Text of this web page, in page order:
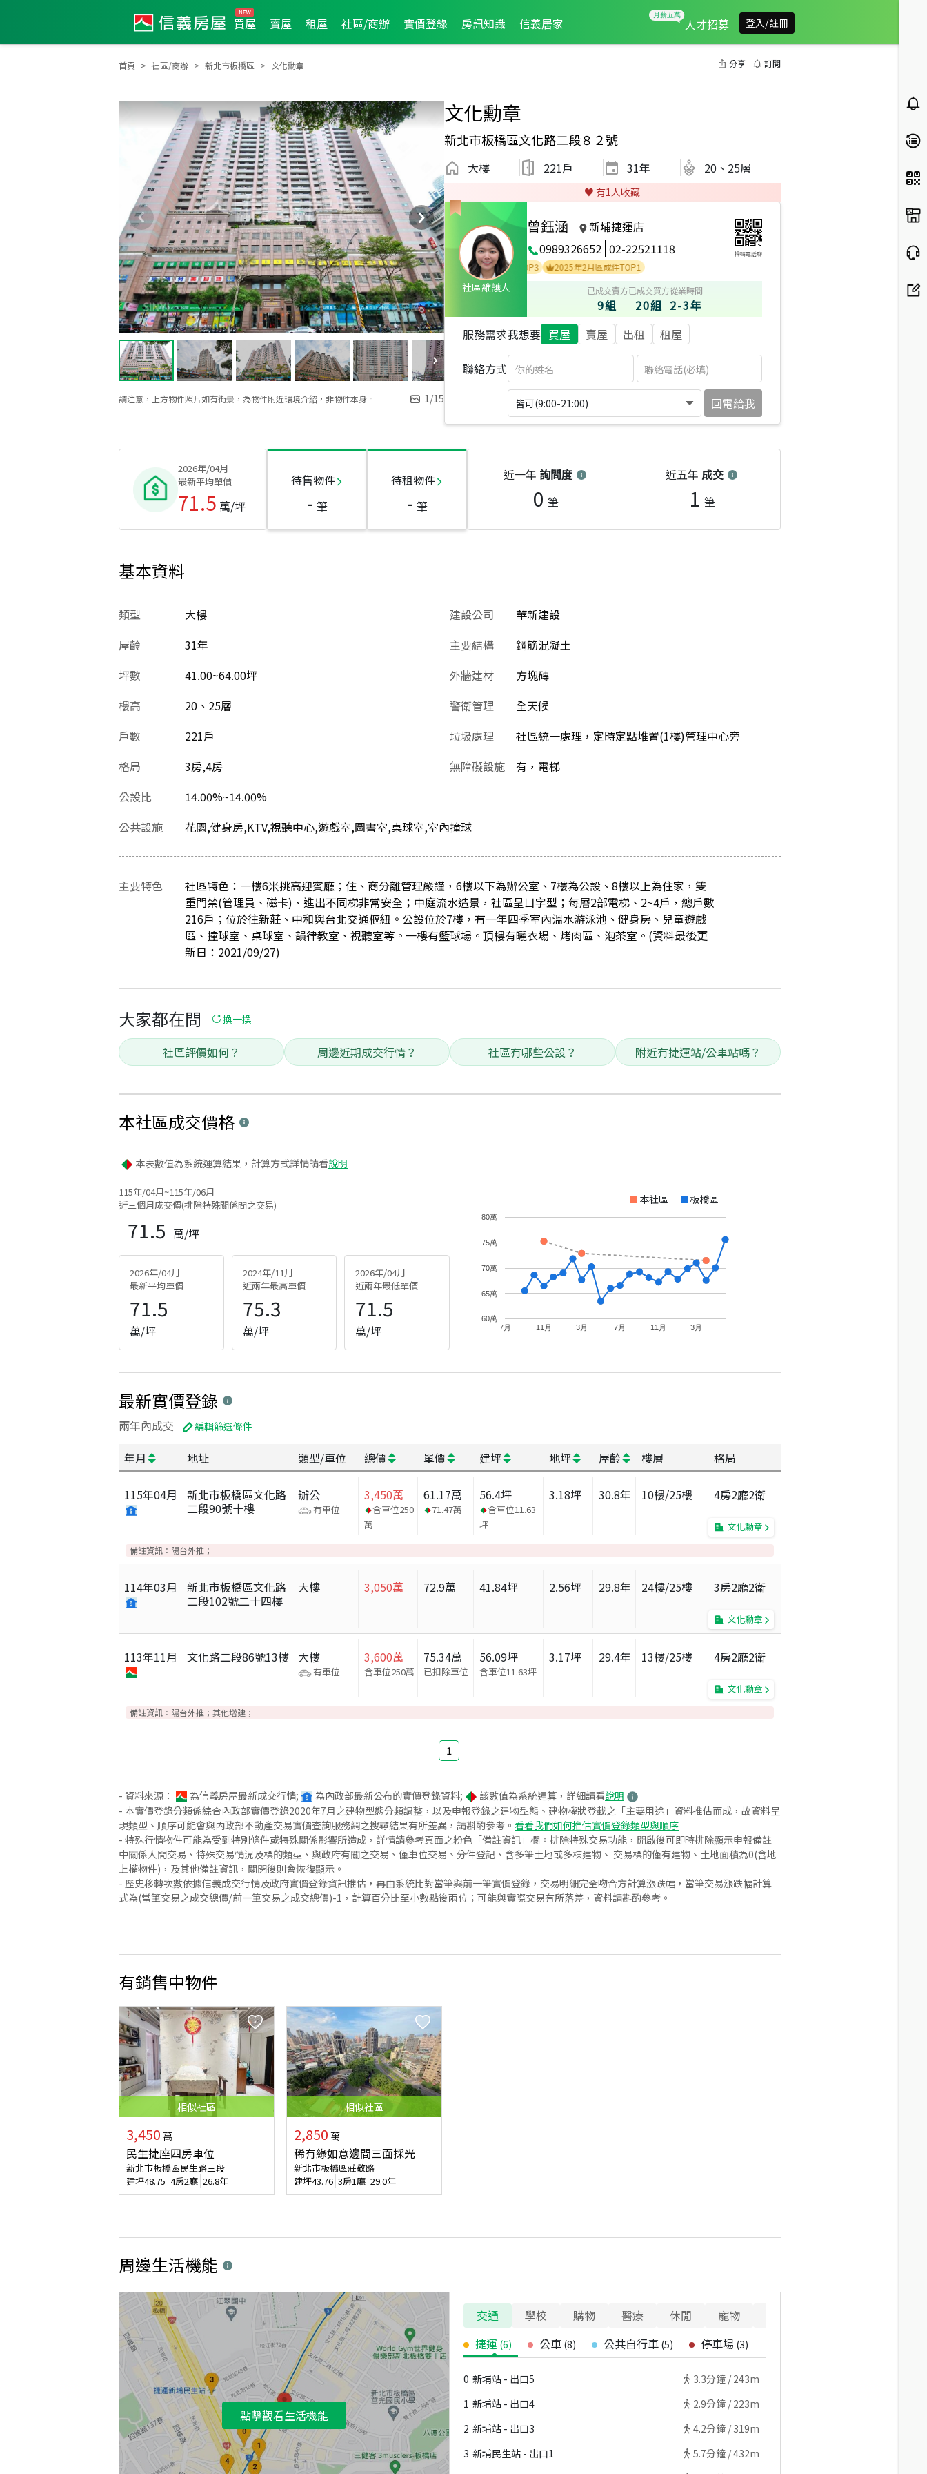
買屋 賣屋 租屋 社區/商辦 實價登錄 房訊知識 信義居家 人才招募 登入/註冊
首頁 社區/商辦 新北市板橋區 文化勳章 分享 訂閱
請注意，上方物件照片如有街景，為物件附近環境介紹，非物件本身。 1/15
文化勳章
新北市板橋區文化路二段８２號
大樓 221戶 31年 20、25層
♥️ 有1人收藏
社區維護人
曾鈺涵
新埔捷運店
0989326652 02-22521118 掃碼電話聊
2025年2月區業績TOP1 2026年7月區成件TOP3 2025年8月區成件TOP3 2025年3月區成件TOP3
2025年2月區成件TOP1
已成交賣方
9組
已成交買方
20組
從業時間
2-3年
服務需求我想要 買屋 賣屋 出租 租屋
聯絡方式
皆可(9:00-21:00) 回電給我
2026年/04月
最新平均單價
71.5 萬/坪
待售物件
- 筆
待租物件
- 筆
近一年 詢問度
0 筆
近五年 成交
1 筆
基本資料
類型
大樓
屋齡
31年
坪數
41.00~64.00坪
樓高
20、25層
戶數
221戶
格局
3房,4房
公設比
14.00%~14.00%
建設公司
華新建設
主要結構
鋼筋混凝土
外牆建材
方塊磚
警衛管理
全天候
垃圾處理
社區統一處理，定時定點堆置(1樓)管理中心旁
無障礙設施
有，電梯
公共設施 花園,健身房,KTV,視聽中心,遊戲室,圖書室,桌球室,室內撞球
主要特色
社區特色：一樓6米挑高迎賓廳；住、商分離管理嚴謹，6樓以下為辦公室、7樓為公設、8樓以上為住家，雙
重門禁(管理員、磁卡)、進出不同梯非常安全；中庭流水造景，社區呈ㄩ字型；每層2部電梯、2~4戶，總戶數
216戶；位於往新莊、中和與台北交通樞紐。公設位於7樓，有一年四季室內溫水游泳池、健身房、兒童遊戲
區、撞球室、桌球室、韻律教室、視聽室等。一樓有籃球場。頂樓有曬衣場、烤肉區、泡茶室。(資料最後更
新日：2021/09/27)
大家都在問 換一換
社區評價如何？ 周邊近期成交行情？ 社區有哪些公設？ 附近有捷運站/公車站嗎？
本社區成交價格
本表數值為系統運算結果，計算方式詳情請看說明
115年/04月~115年/06月
近三個月成交價(排除特殊關係間之交易)
71.5 萬/坪
2026年/04月
最新平均單價
71.5
萬/坪
2024年/11月
近兩年最高單價
75.3
萬/坪
2026年/04月
近兩年最低單價
71.5
萬/坪
本社區 板橋區
7月 11月 3月 7月 11月 3月
60萬
65萬
70萬
75萬
80萬
最新實價登錄
兩年內成交 編輯篩選條件
年月 地址 類型/車位 總價 單價 建坪 地坪 屋齡 樓層 格局
115年04月
新北市板橋區文化路
二段90號十樓
辦公
有車位
3,450萬
含車位250
萬
61.17萬
71.47萬
56.4坪
含車位11.63
坪
3.18坪 30.8年 10樓/25樓 4房2廳2衛
文化勳章
備註資訊： 陽台外推；
114年03月
新北市板橋區文化路
二段102號二十四樓
大樓 3,050萬 72.9萬 41.84坪 2.56坪 29.8年 24樓/25樓 3房2廳2衛
文化勳章
113年11月 文化路二段86號13樓 大樓
有車位
3,600萬
含車位250萬
75.34萬
已扣除車位
56.09坪
含車位11.63坪
3.17坪 29.4年 13樓/25樓 4房2廳2衛
文化勳章
備註資訊： 陽台外推；其他增建；
1
- 資料來源： 為信義房屋最新成交行情; 為內政部最新公布的實價登錄資料; 該數值為系統運算，詳細請看說明
- 本實價登錄分類係綜合內政部實價登錄2020年7月之建物型態分類調整，以及申報登錄之建物型態、建物權狀登載之「主要用途」資料推估而成，故資料呈
現類型、順序可能會與內政部不動產交易實價查詢服務網之搜尋結果有所差異，請斟酌參考。 看看我們如何推估實價登錄類型與順序
- 特殊行情物件可能為受到特別條件或特殊關係影響所造成，詳情請參考頁面之粉色「備註資訊」欄。排除特殊交易功能，開啟後可即時排除顯示申報備註
中關係人間交易、特殊交易情況及標的類型、與政府有關之交易、僅車位交易、分件登記、含多筆土地或多棟建物、 交易標的僅有建物、土地面積為0(含地
上權物件)，及其他備註資訊，關閉後則會恢復顯示。
- 歷史移轉次數依據信義成交行情及政府實價登錄資訊推估，再由系統比對當筆與前一筆實價登錄，交易明細完全吻合方計算漲跌幅，當筆交易漲跌幅計算
式為(當筆交易之成交總價/前一筆交易之成交總價)-1，計算百分比至小數點後兩位；可能與實際交易有所落差，資料請斟酌參考。
有銷售中物件
相似社區
3,450 萬
民生捷座四房車位
新北市板橋區民生路三段
建坪48.75 4房2廳 26.8年
相似社區
2,850 萬
稀有綠如意邊間三面採光
新北市板橋區莊敬路
建坪43.76 3房1廳 29.0年
周邊生活機能
點擊觀看生活機能
交通 學校 購物 醫療 休閒 寵物
捷運 (6) 公車 (8) 公共自行車 (5) 停車場 (3)
0 新埔站 - 出口5 3.3分鐘 / 243m
1 新埔站 - 出口4 2.9分鐘 / 223m
2 新埔站 - 出口3 4.2分鐘 / 319m
3 新埔民生站 - 出口1 5.7分鐘 /432m